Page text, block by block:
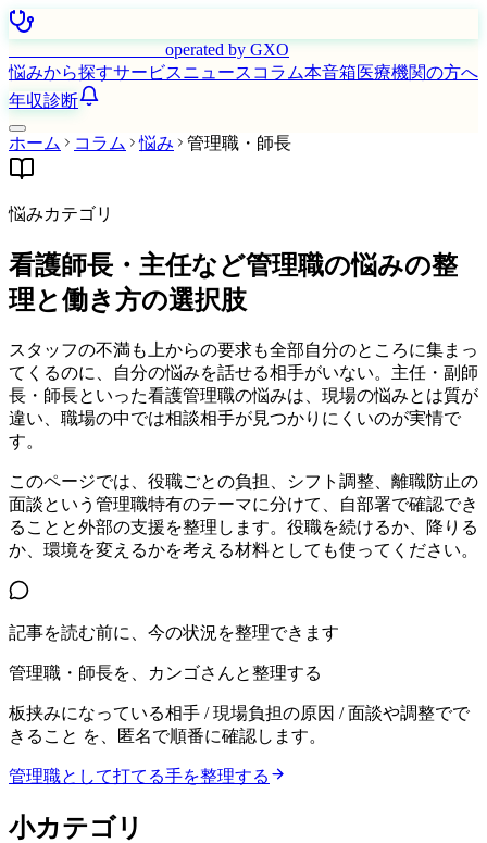
operated by GXO
悩みから探すサービスニュース コラム本音箱医療機関の方へ
年収診断
ホーム コラム 悩み 管理職・師長
悩みカテゴリ
看護師長・主任など管理職の悩みの整
理と働き方の選択肢
スタッフの不満も上からの要求も全部自分のところに集まっ
てくるのに、自分の悩みを話せる相手がいない。主任・副師
長・師長といった看護管理職の悩みは、現場の悩みとは質が
違い、職場の中では相談相手が見つかりにくいのが実情で
す。
このページでは、役職ごとの負担、シフト調整、離職防止の
面談という管理職特有のテーマに分けて、自部署で確認でき
ることと外部の支援を整理します。役職を続けるか、降りる
か、環境を変えるかを考える材料としても使ってください。
記事を読む前に、今の状況を整理できます
管理職・師長を、カンゴさんと整理する
板挟みになっている相手 / 現場負担の原因 / 面談や調整でで
きること を、匿名で順番に確認します。
管理職として打てる手を整理する
小カテゴリ